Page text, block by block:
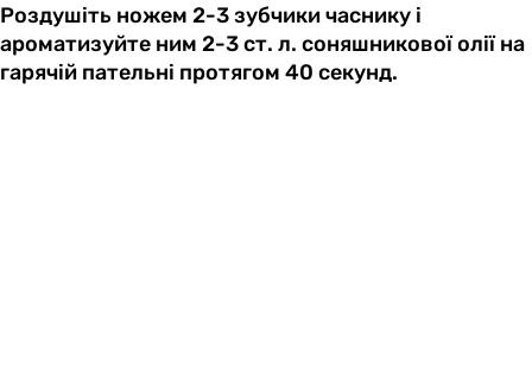
Роздушіть ножем 2-3 зубчики часнику і
ароматизуйте ним 2-3 ст. л. соняшникової олії на
гарячій пательні протягом 40 секунд.